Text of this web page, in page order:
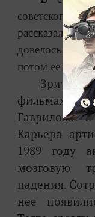
советского
рассказала
довелось
потом ее
фильмах «
Гаврилова»
Карьера
1989 году
мозговую
падения.
нее